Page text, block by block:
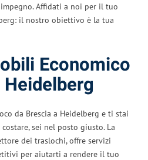
Affidati a noi per il tuo
il nostro obiettivo è la tua
Economico
da Brescia a Heidelberg e ti stai
sei nel posto giusto. La
dei traslochi, offre servizi
per aiutarti a rendere il tuo